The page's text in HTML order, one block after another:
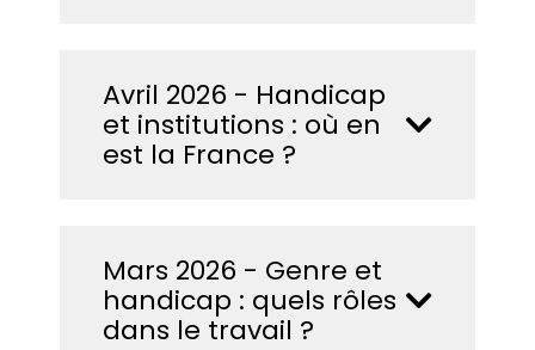
Avril 2026 - Handicap
et institutions : où en
est la France ?
Mars 2026 - Genre et
handicap : quels rôles
dans le travail ?​